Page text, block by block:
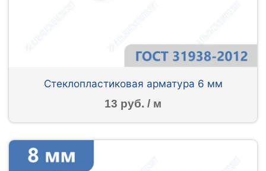
Стеклопластиковая арматура 6 мм
13 руб. / м